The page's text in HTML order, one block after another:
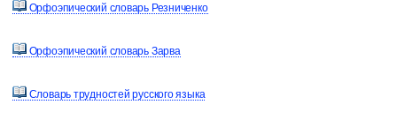
Орфоэпический словарь Резниченко
Орфоэпический словарь Зарва
Словарь трудностей русского языка